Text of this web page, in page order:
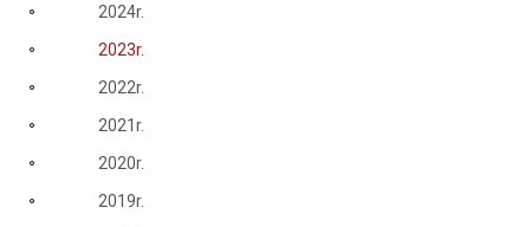
2024r.
2023r.
2022r.
2021r.
2020r.
2019r.